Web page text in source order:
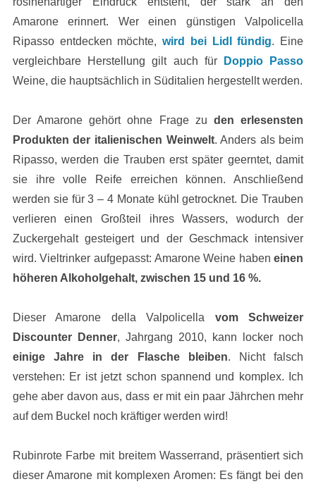
Amarone erinnert. Wer einen günstigen Valpolicella
Ripasso entdecken möchte,wird bei Lidl fündig. Eine
vergleichbare Herstellung gilt auch für
Doppio Passo
Weine, die hauptsächlich in Süditalien hergestellt werden.
Der Amarone gehört ohne Frage zu den erlesensten
Produkten der italienischen Weinwelt. Anders als beim
Ripasso, werden die Trauben erst später geerntet, damit
sie ihre volle Reife erreichen können. Anschließend
werden sie für 3 – 4 Monate kühl getrocknet. Die Trauben
verlieren einen Großteil ihres Wassers, wodurch der
Zuckergehalt gesteigert und der Geschmack intensiver
wird. Vieltrinker aufgepasst: Amarone Weine haben einen
höheren Alkoholgehalt, zwischen 15 und 16 %.
Dieser Amarone della Valpolicella vom Schweizer
Discounter Denner, Jahrgang 2010, kann locker noch
einige Jahre in der Flasche bleiben. Nicht falsch
verstehen: Er ist jetzt schon spannend und komplex. Ich
gehe aber davon aus, dass er mit ein paar Jährchen mehr
auf dem Buckel noch kräftiger werden wird!
Rubinrote Farbe mit breitem Wasserrand, präsentiert sich
dieser Amarone mit komplexen Aromen: Es fängt bei den